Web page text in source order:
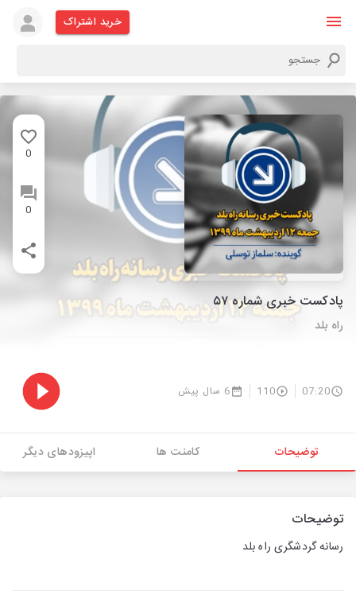
خرید اشتراک
0
0
پادکست خبری شماره ۵۷
راه بلد
07:20
110 6 سال پیش
توضیحات کامنت ها اپیزودهای دیگر
توضیحات
رسانه گردشگری راه بلد